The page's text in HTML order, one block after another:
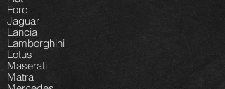
Ford
Jaguar
Lancia
Lamborghini
Lotus
Maserati
Matra